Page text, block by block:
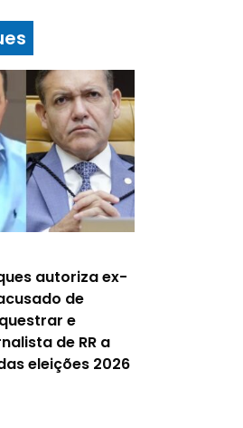
autoriza ex-
de
e
de RR a
eleições 2026